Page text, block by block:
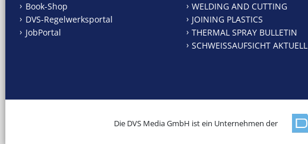
Book-Shop
DVS-Regelwerksportal
JobPortal
WELDING AND CUTTING
JOINING PLASTICS
THERMAL SPRAY BULLETIN
SCHWEISSAUFSICHT AKTUELL
Die DVS Media GmbH ist ein Unternehmen der